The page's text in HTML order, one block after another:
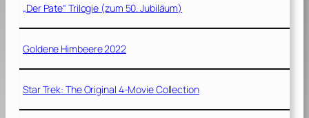
„Der Pate“ Trilogie (zum 50. Jubiläum)
Goldene Himbeere 2022
Star Trek: The Original 4-Movie Collection